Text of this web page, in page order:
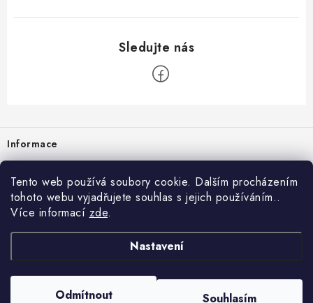
Tento web používá soubory cookie. Dalším procházením
tohoto webu vyjadřujete souhlas s jejich používáním..
Více informací zde.
Nastavení
Odmítnout Souhlasím
Informace
Prodejna
Rady a tipy
vzduchotechnika-ventilace. Všechna práva vyhrazena.